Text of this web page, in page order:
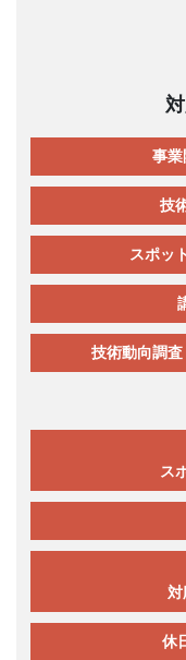
事業
技
スポッ
技術動向調
ス
対
休